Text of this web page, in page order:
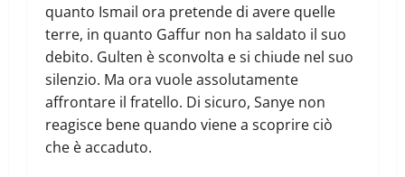
quanto Ismail ora pretende di avere quelle
terre, in quanto Gaffur non ha saldato il suo
debito. Gulten è sconvolta e si chiude nel suo
silenzio. Ma ora vuole assolutamente
affrontare il fratello. Di sicuro, Sanye non
reagisce bene quando viene a scoprire ciò
che è accaduto.